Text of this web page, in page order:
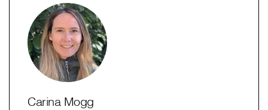
Carina Mogg